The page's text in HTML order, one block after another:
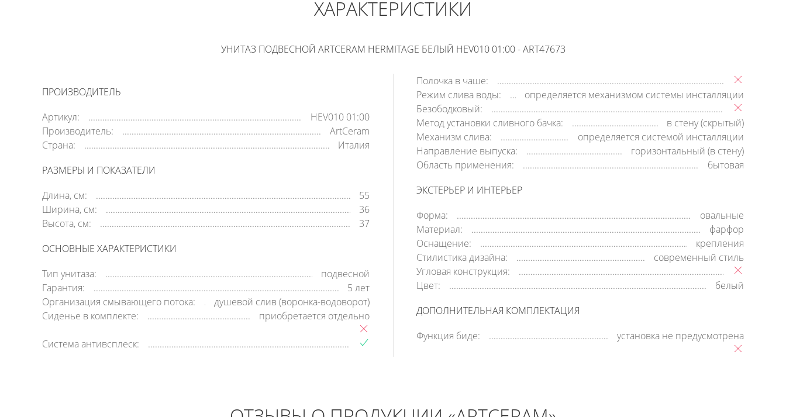
ХАРАКТЕРИСТИКИ
УНИТАЗ ПОДВЕСНОЙ ARTCERAM HERMITAGE БЕЛЫЙ HEV010 01:00 - ART47673
ПРОИЗВОДИТЕЛЬ
Артикул:
HEV010 01:00
Производитель:
ArtCeram
Страна:
Италия
РАЗМЕРЫ И ПОКАЗАТЕЛИ
Длина, см:
55
Ширина, см:
36
Высота, см:
37
ОСНОВНЫЕ ХАРАКТЕРИСТИКИ
Тип унитаза:
подвесной
Гарантия:
5 лет
Организация смывающего потока:
душевой слив (воронка-водоворот)
Сиденье в комплекте:
приобретается отдельно
Система антивсплеск:
Полочка в чаше:
Режим слива воды:
определяется механизмом системы инсталляции
Безободковый:
Метод установки сливного бачка:
в стену (скрытый)
Механизм слива:
определяется системой инсталляции
Направление выпуска:
горизонтальный (в стену)
Область применения:
бытовая
ЭКСТЕРЬЕР И ИНТЕРЬЕР
Форма:
овальные
Материал:
фарфор
Оснащение:
крепления
Стилистика дизайна:
современный стиль
Угловая конструкция:
Цвет:
белый
ДОПОЛНИТЕЛЬНАЯ КОМПЛЕКТАЦИЯ
Функция биде:
установка не предусмотрена